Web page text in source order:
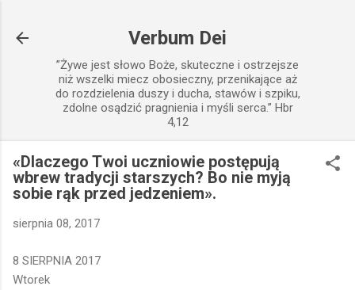
Verbum Dei
”Żywe jest słowo Boże, skuteczne i ostrzejsze
niż wszelki miecz obosieczny, przenikające aż
do rozdzielenia duszy i ducha, stawów i szpiku,
zdolne osądzić pragnienia i myśli serca.” Hbr
4,12
«Dlaczego Twoi uczniowie postępują
wbrew tradycji starszych? Bo nie myją
sobie rąk przed jedzeniem».
sierpnia 08, 2017
8 SIERPNIA 2017
Wtorek